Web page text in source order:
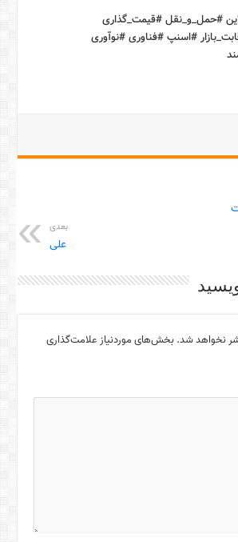
#حمل_و_نقل #قیمت_گذاری
#اسنپ #فناوری #نوآوری
بعدی
علی
نخواهد شد. بخش‌های موردنیاز علامت‌گذاری